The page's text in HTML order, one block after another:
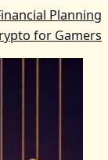
Planning
for Gamers